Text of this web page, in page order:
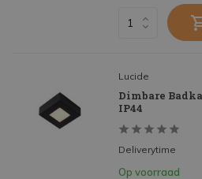
Lucide
Dimbare
IP44
Deliverytime
Op voorraad